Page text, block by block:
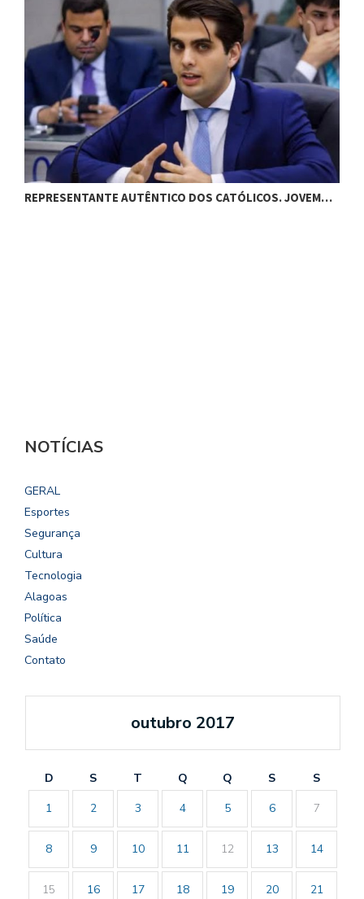
REPRESENTANTE AUTÊNTICO DOS CATÓLICOS. JOVEM…
NOTÍCIAS
GERAL
Esportes
Segurança
Cultura
Tecnologia
Alagoas
Política
Saúde
Contato
outubro 2017
D S T Q Q S
S
1
2 3 4 5 6 7
8 9 10 11 12 13 14
15 16 17 18 19 20 21